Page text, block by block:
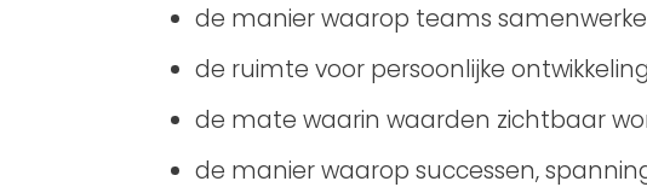
de manier waarop teams
de ruimte voor persoonlijke
de mate waarin waarden zichtbaar
de manier waarop successen,